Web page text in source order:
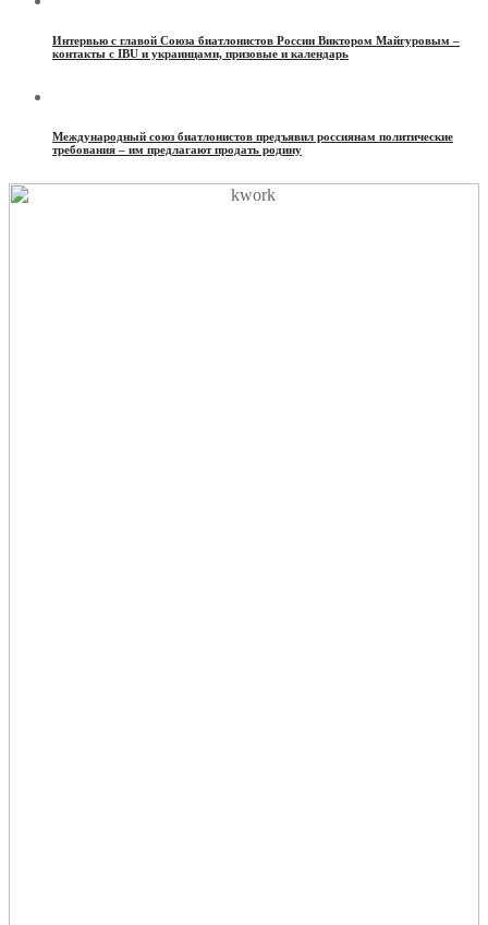
Интервью с главой Союза биатлонистов России Виктором Майгуровым –
контакты с IBU и украинцами, призовые и календарь
Международный союз биатлонистов предъявил россиянам политические
требования – им предлагают продать родину